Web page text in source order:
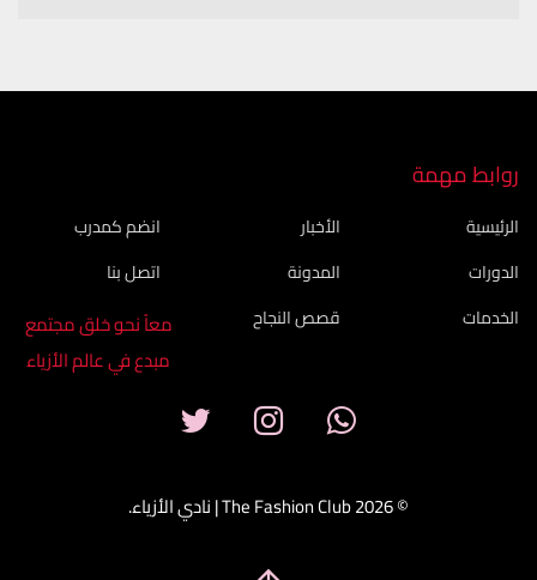
روابط مهمة
الرئيسية
الدورات
الخدمات
الأخبار
المدونة
قصص النجاح
انضم كمدرب
اتصل بنا
معاً نحو خلق مجتمع
مبدع في عالم الأزياء
© 2026 The Fashion Club | نادي الأزياء.